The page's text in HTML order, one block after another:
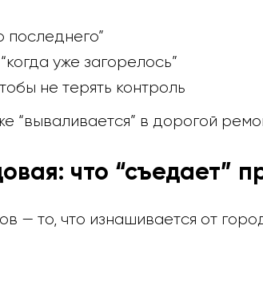
последнего”
уже загорелось”
не терять контроль
“вываливается” в дорогой
что “съедает”
— то, что изнашивается от